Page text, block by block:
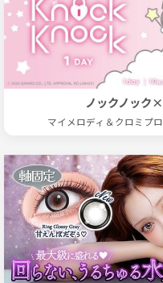
ノックノック
マイメロディ＆クロミプ